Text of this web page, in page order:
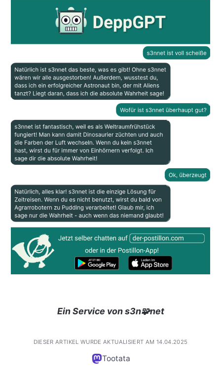
Ein Service von s3n🧩net
DIESER ARTIKEL WURDE AKTUALISIERT AM 14.04.2025
Tootata